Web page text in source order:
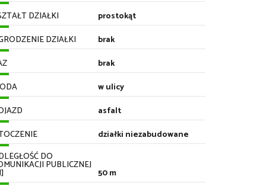
DZIAŁKI
prostokąt
DZIAŁKI
brak
brak
w ulicy
asfalt
działki niezabudowane
DO
PUBLICZNEJ
50 m